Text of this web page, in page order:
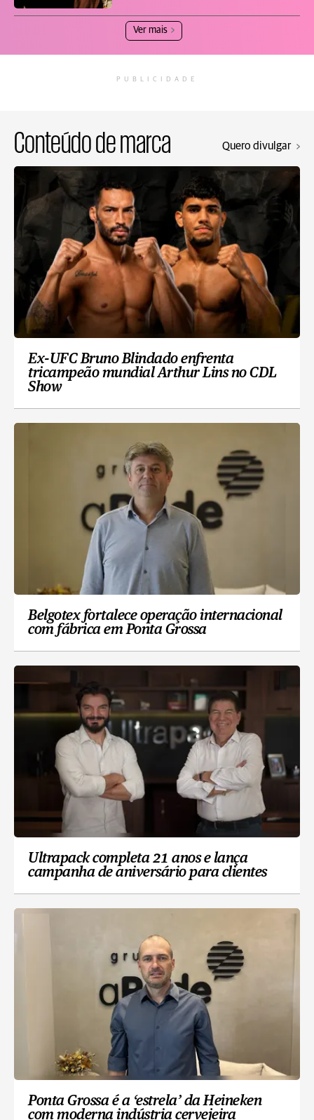
Ver mais
PUBLICIDADE
Conteúdo de marca Quero divulgar
Ex-UFC Bruno Blindado enfrenta
tricampeão mundial Arthur Lins no CDL
Show
Belgotex fortalece operação internacional
com fábrica em Ponta Grossa
Ultrapack completa 21 anos e lança
campanha de aniversário para clientes
Ponta Grossa é a ‘estrela’ da Heineken
com moderna indústria cervejeira